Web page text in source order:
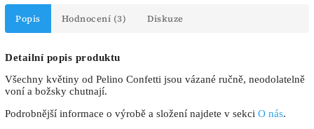
Popis Hodnocení (3) Diskuze
Detailní popis produktu
Všechny květiny od Pelino Confetti jsou vázané ručně, neodolatelně
voní a božsky chutnají.
Podrobnější informace o výrobě a složení najdete v sekci O nás.